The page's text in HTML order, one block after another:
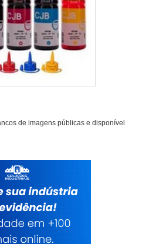
de imagens públicas e disponível